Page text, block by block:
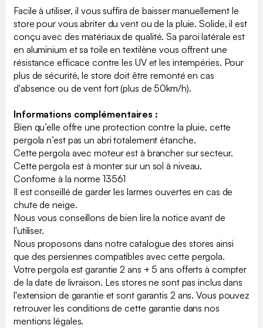
Facile à utiliser, il vous suffira de baisser manuellement le
store pour vous abriter du vent ou de la pluie. Solide, il est
conçu avec des matériaux de qualité. Sa paroi latérale est
en aluminium et sa toile en textilène vous offrent une
résistance efficace contre les UV et les intempéries. Pour
plus de sécurité, le store doit être remonté en cas
d'absence ou de vent fort (plus de 50km/h).
Informations complémentaires :
Bien qu’elle offre une protection contre la pluie, cette
pergola n’est pas un abri totalement étanche.
Cette pergola avec moteur est à brancher sur secteur.
Cette pergola est à monter sur un sol à niveau.
Conforme à la norme 13561
Il est conseillé de garder les larmes ouvertes en cas de
chute de neige.
Nous vous conseillons de bien lire la notice avant de
l'utiliser.
Nous proposons dans notre catalogue des stores ainsi
que des persiennes compatibles avec cette pergola.
Votre pergola est garantie 2 ans + 5 ans offerts à compter
de la date de livraison. Les stores ne sont pas inclus dans
l'extension de garantie et sont garantis 2 ans. Vous pouvez
retrouver les conditions de cette garantie dans nos
mentions légales.